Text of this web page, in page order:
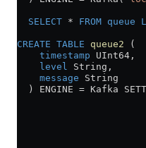
  SELECT
* FROM queue
CREATE TABLE queue2 (
    timestamp
UInt64,
    level
String,
    message
String
  ) ENGINE
= Kafka